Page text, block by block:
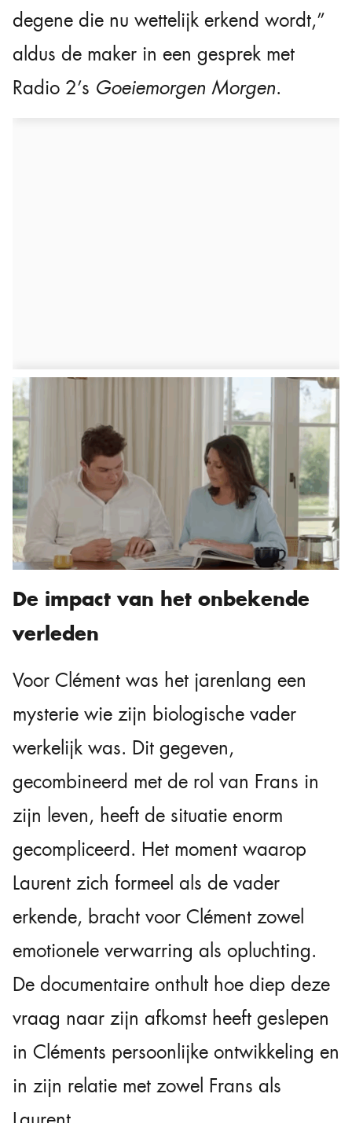
degene die nu wettelijk erkend wordt,”
aldus de maker in een gesprek met
Radio 2’s Goeiemorgen Morgen.
De impact van het onbekende
verleden
Voor Clément was het jarenlang een
mysterie wie zijn biologische vader
werkelijk was. Dit gegeven,
gecombineerd met de rol van Frans in
zijn leven, heeft de situatie enorm
gecompliceerd. Het moment waarop
Laurent zich formeel als de vader
erkende, bracht voor Clément zowel
emotionele verwarring als opluchting.
De documentaire onthult hoe diep deze
vraag naar zijn afkomst heeft geslepen
in Cléments persoonlijke ontwikkeling en
in zijn relatie met zowel Frans als